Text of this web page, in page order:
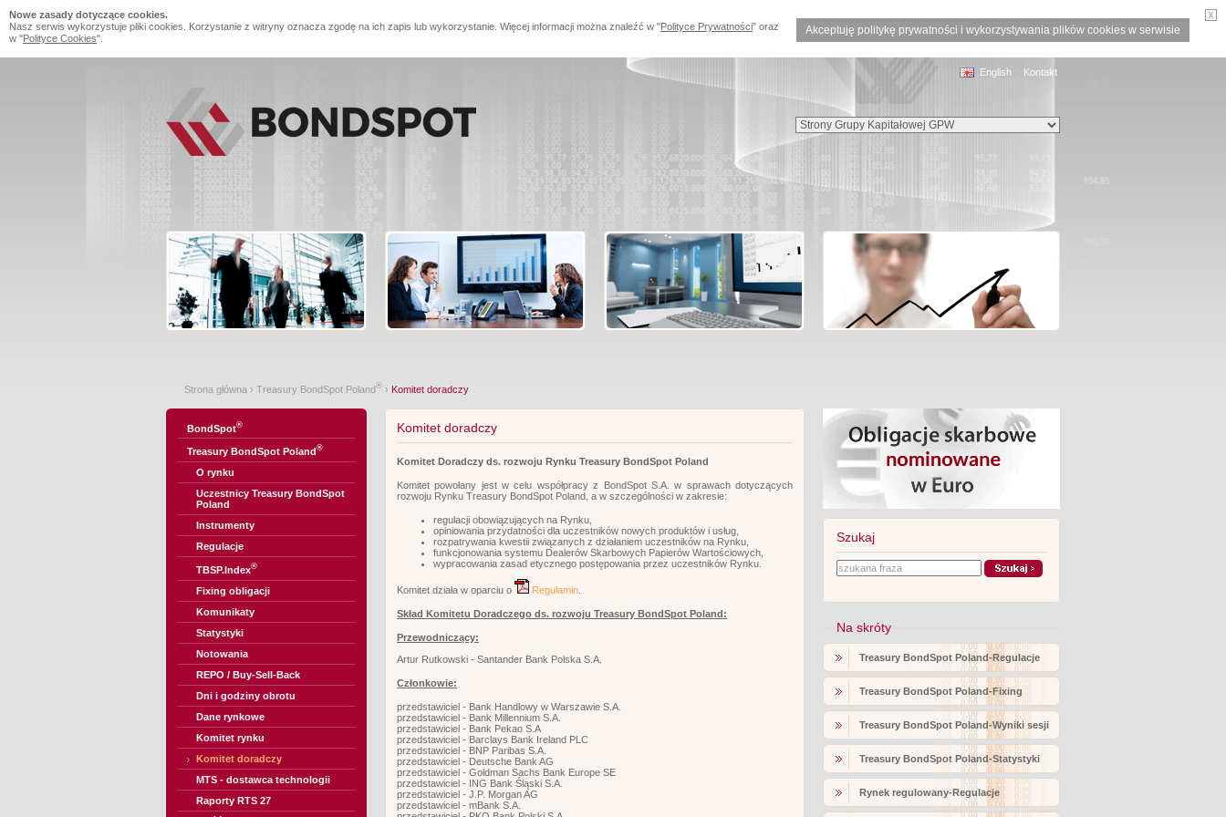
Akceptuję politykę prywatności i wykorzystywania plików cookies w serwisie
Nowe zasady dotyczące cookies.
Nasz serwis wykorzystuje pliki cookies. Korzystanie z witryny oznacza zgodę na ich zapis lub wykorzystanie. Więcej informacji można znaleźć w "Polityce Prywatności" oraz
w "Polityce Cookies".
English Kontakt
Strona główna › Treasury BondSpot Poland® › Komitet doradczy
BondSpot®
Treasury BondSpot Poland®
O rynku
Uczestnicy Treasury BondSpot
Poland
Instrumenty
Regulacje
TBSP.Index®
Fixing obligacji
Komunikaty
Statystyki
Notowania
REPO / Buy-Sell-Back
Dni i godziny obrotu
Dane rynkowe
Komitet rynku
Komitet doradczy
MTS - dostawca technologii
Raporty RTS 27
Komitet doradczy
Komitet Doradczy ds. rozwoju Rynku Treasury BondSpot Poland
Komitet powołany jest w celu współpracy z BondSpot S.A. w sprawach dotyczących
rozwoju Rynku Treasury BondSpot Poland, a w szczególności w zakresie:
regulacji obowiązujących na Rynku,
opiniowania przydatności dla uczestników nowych produktów i usług,
rozpatrywania kwestii związanych z działaniem uczestników na Rynku,
funkcjonowania systemu Dealerów Skarbowych Papierów Wartościowych,
wypracowania zasad etycznego postępowania przez uczestników Rynku.
Komitet działa w oparciu o Regulamin
Skład Komitetu Doradczego ds. rozwoju Treasury BondSpot Poland:
Przewodniczący:
Artur Rutkowski - Santander Bank Polska S.A.
Członkowie:
przedstawiciel - Bank Handlowy w Warszawie S.A.
przedstawiciel - Bank Millennium S.A.
przedstawiciel - Bank Pekao S.A
przedstawiciel - Barclays Bank Ireland PLC
przedstawiciel - BNP Paribas S.A.
przedstawiciel - Deutsche Bank AG
przedstawiciel - Goldman Sachs Bank Europe SE
przedstawiciel - ING Bank Śląski S.A.
przedstawiciel - J.P. Morgan AG
przedstawiciel - mBank S.A.
Szukaj
Na skróty
Treasury BondSpot Poland-Regulacje
Treasury BondSpot Poland-Fixing
Treasury BondSpot Poland-Wyniki sesji
Treasury BondSpot Poland-Statystyki
Rynek regulowany-Regulacje